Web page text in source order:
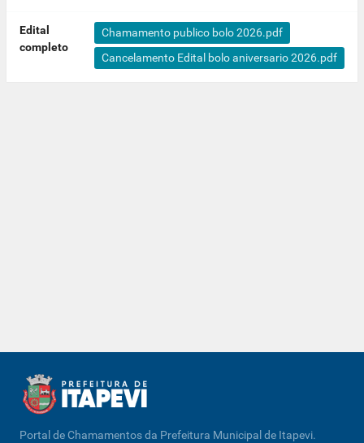
Edital
completo
Chamamento publico bolo 2026.pdf
Cancelamento Edital bolo aniversario 2026.pdf
Portal de Chamamentos da Prefeitura Municipal de Itapevi.